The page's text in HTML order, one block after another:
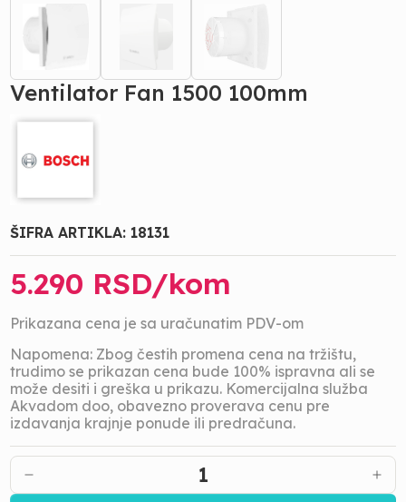
Ventilator Fan 1500 100mm
ŠIFRA ARTIKLA: 18131
5.290 RSD/kom
Prikazana cena je sa uračunatim PDV-om
Napomena: Zbog čestih promena cena na tržištu,
trudimo se prikazan cena bude 100% ispravna ali se
može desiti i greška u prikazu. Komercijalna služba
Akvadom doo, obavezno proverava cenu pre
izdavanja krajnje ponude ili predračuna.
1